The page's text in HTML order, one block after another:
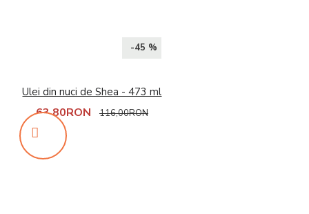
-45 %
Ulei din nuci de Shea - 473 ml
63,80RON 116,00RON